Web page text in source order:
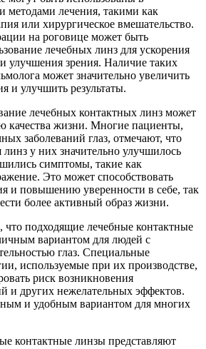
методами лечения, такими как
или хирургическое вмешательство.
на роговице может быть
лечебных линз для ускорения
улучшения зрения. Наличие таких
может значительно увеличить
и улучшить результаты.
лечебных контактных линз может
качества жизни. Многие пациенты,
заболеваний глаз, отмечают, что
у них значительно улучшилось
симптомы, такие как
Это может способствовать
и повышению уверенности в себе, так
более активный образ жизни.
что подходящие лечебные контактные
вариантом для людей с
глаз. Специальные
используемые при их производстве,
риск возникновения
и других нежелательных эффектов.
и удобным вариантом для многих
контактные линзы представляют